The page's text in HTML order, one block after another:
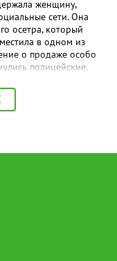
женщину,
сети. Она
осетра, который
в одном из
о продаже особо
полицейские.
На югорчанку
одной особи
штрафом в размере